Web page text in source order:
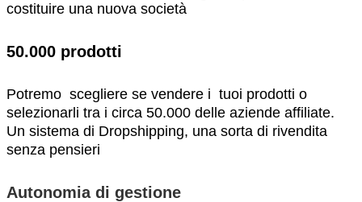
costituire una nuova società
50.000 prodotti
Potremo scegliere se vendere i tuoi prodotti o
selezionarli tra i circa 50.000 delle aziende affiliate.
Un sistema di Dropshipping, una sorta di rivendita
senza pensieri
Autonomia di gestione